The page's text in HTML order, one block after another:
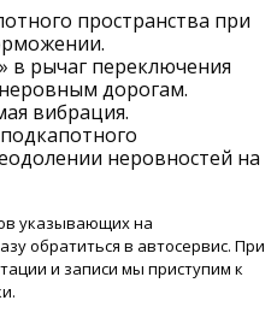
пространства при
в рычаг переключения
дорогам.
вибрация.
неровностей на
указывающих на
обратиться в автосервис. При
и записи мы приступим к